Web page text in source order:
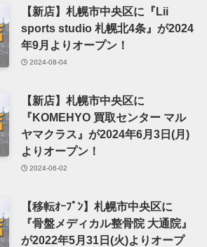
【新店】札幌市中央区に『Lii
sports studio 札幌北4条』が2024
年9月よりオープン！
2024-08-04
【新店】札幌市中央区に
『KOMEHYO 買取センター マル
ヤマクラス』が2024年6月3日(月)
よりオープン！
2024-06-02
【移転ｵｰﾌﾟﾝ】札幌市中央区に
『骨盤メディカル整骨院 大通院』
が2022年5月31日(火)よりオープ